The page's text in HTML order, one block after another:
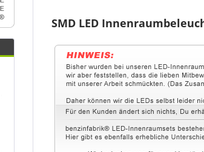
SMD LED